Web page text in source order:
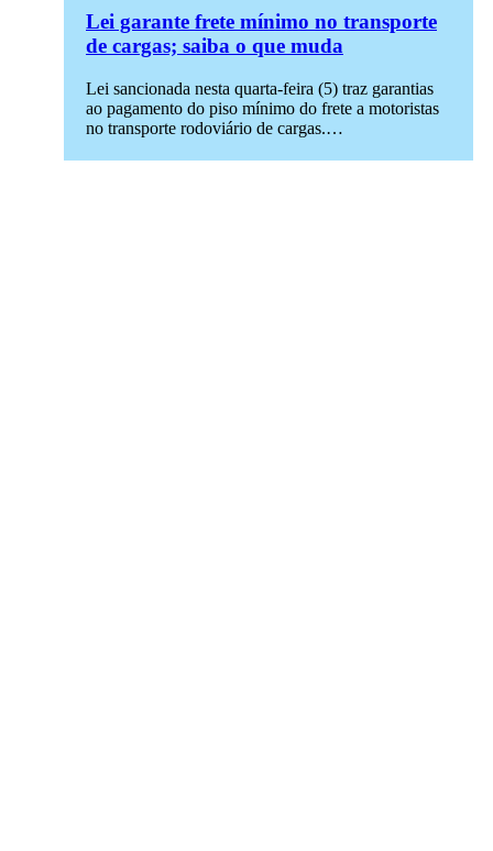
Lei garante frete mínimo no transporte
de cargas; saiba o que muda
Lei sancionada nesta quarta-feira (5) traz garantias
ao pagamento do piso mínimo do frete a motoristas
no transporte rodoviário de cargas.…